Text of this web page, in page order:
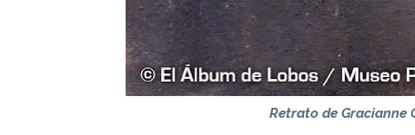
Retrato de Gracianne